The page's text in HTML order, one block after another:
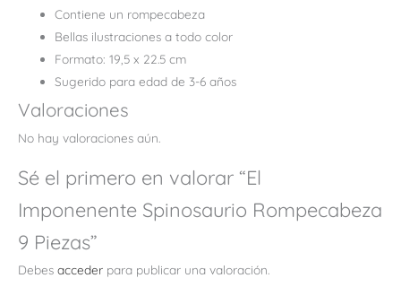
Contiene un rompecabeza
Bellas ilustraciones a todo color
Formato: 19,5 x 22.5 cm
Sugerido para edad de 3-6 años
Valoraciones
No hay valoraciones aún.
Sé el primero en valorar “El
Imponenente Spinosaurio Rompecabeza
9 Piezas”
Debes acceder para publicar una valoración.